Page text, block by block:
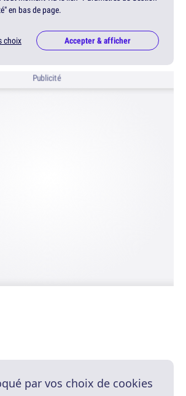
en bas de page.
choix Accepter & afficher
Publicité
par vos choix de cookies